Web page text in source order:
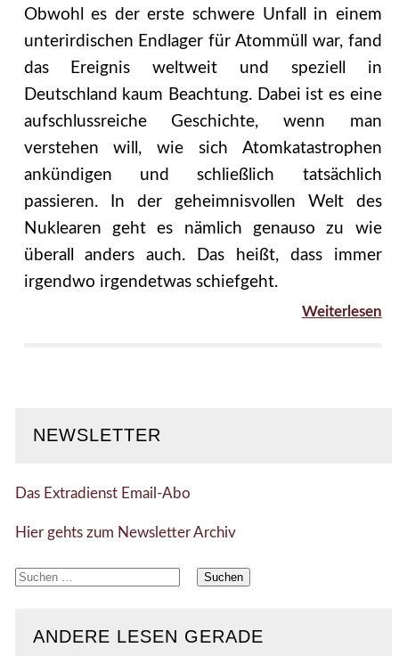
Obwohl es der erste schwere Unfall in einem
unterirdischen Endlager für Atommüll war, fand
das Ereignis weltweit und speziell in
Deutschland kaum Beachtung. Dabei ist es eine
aufschlussreiche Geschichte, wenn man
verstehen will, wie sich Atomkatastrophen
ankündigen und schließlich tatsächlich
passieren. In der geheimnisvollen Welt des
Nuklearen geht es nämlich genauso zu wie
überall anders auch. Das heißt, dass immer
irgendwo irgendetwas schiefgeht.
Weiterlesen
NEWSLETTER
Das Extradienst Email-Abo
Hier gehts zum Newsletter Archiv
Suchen
ANDERE LESEN GERADE